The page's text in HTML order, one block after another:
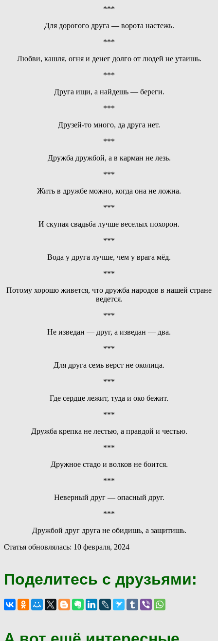
***
Для дорогого друга — ворота настежь.
***
Любви, кашля, огня и денег долго от людей не утаишь.
***
Друга ищи, а найдешь — береги.
***
Друзей-то много, да друга нет.
***
Дружба дружбой, а в карман не лезь.
***
Жить в дружбе можно, когда она не ложна.
***
И скупая свадьба лучше веселых похорон.
***
Вода у друга лучше, чем у врага мёд.
***
Потому хорошо живется, что дружба народов в нашей стране
ведется.
***
Не изведан — друг, а изведан — два.
***
Для друга семь верст не околица.
***
Где сердце лежит, туда и око бежит.
***
Дружба крепка не лестью, а правдой и честью.
***
Дружное стадо и волков не боится.
***
Неверный друг — опасный друг.
***
Дружбой друг друга не обидишь, а защитишь.
Статья обновлялась: 10 февраля, 2024
Поделитесь с друзьями: